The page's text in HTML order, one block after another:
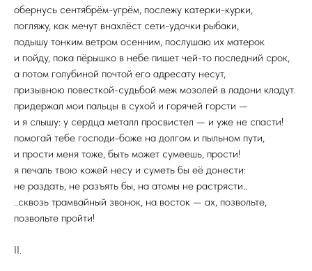
обернусь сентябрём-угрём, послежу катерки-курки,
погляжу, как мечут внахлёст сети-удочки рыбаки,
подышу тонким ветром осенним, послушаю их матерок
и пойду, пока пёрышко в небе пишет чей-то последний срок,
а потом голубиной почтой его адресату несут,
призывною повесткой-судьбой меж мозолей в ладони кладут.
придержал мои пальцы в сухой и горячей горсти —
и я слышу: у сердца металл просвистел — и уже не спасти!
помогай тебе господи-боже на долгом и пыльном пути,
и прости меня тоже, быть может сумеешь, прости!
я печаль твою кожей несу и суметь бы её донести:
не раздать, не разъять бы, на атомы не растрясти..
..сквозь трамвайный звонок, на восток — ах, позвольте,
позвольте пройти!
II.